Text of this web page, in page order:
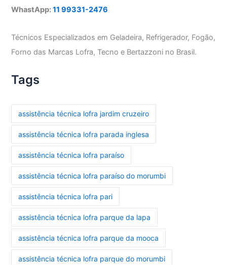
WhastApp:11 99331-2476
Técnicos Especializados em Geladeira, Refrigerador, Fogão,
Forno das Marcas Lofra, Tecno e Bertazzoni no Brasil.
Tags
assistência técnica lofra jardim cruzeiro
assistência técnica lofra parada inglesa
assistência técnica lofra paraíso
assistência técnica lofra paraíso do morumbi
assistência técnica lofra pari
assistência técnica lofra parque da lapa
assistência técnica lofra parque da mooca
assistência técnica lofra parque do morumbi